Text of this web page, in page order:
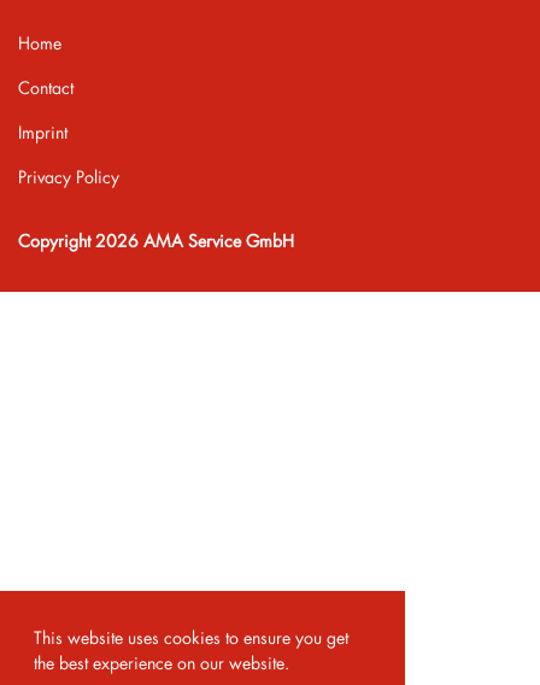
This website uses cookies to ensure you get
the best experience on our website.
Copyright 2026 AMA Service GmbH
Home
Contact
Imprint
Privacy Policy